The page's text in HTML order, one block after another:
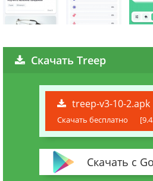
Скачать Treep
treep-v3-10-2.apk
Скачать бесплатно
Скачать с